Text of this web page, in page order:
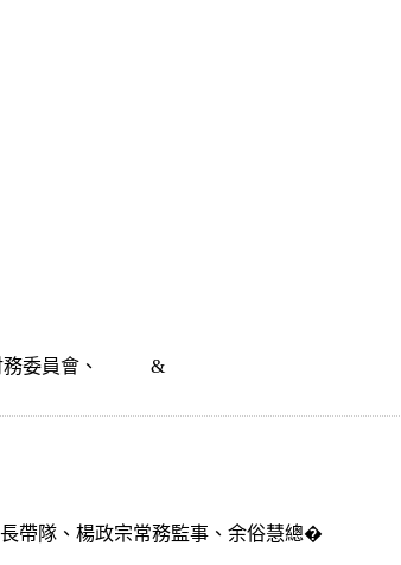
財務委員會、 &
帶隊、楊政宗常務監事、余俗慧總�